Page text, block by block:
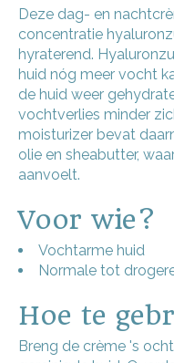
Deze dag- en
concentratie
hyraterend.
huid nóg meer vocht
de huid weer
vochtverlies minder
moisturizer bevat
olie en sheabutter,
aanvoelt.
Voor wie?
Vochtarme huid
Normale tot
Hoe te
Breng de crème 's